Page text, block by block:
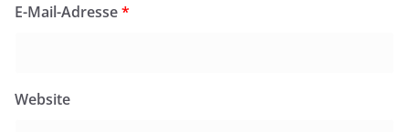
E-Mail-Adresse*
Website